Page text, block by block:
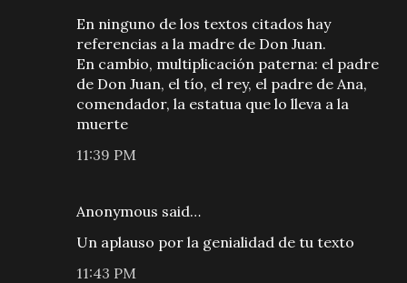
En ninguno de los textos citados hay
referencias a la madre de Don Juan.
En cambio, multiplicación paterna: el padre
de Don Juan, el tío, el rey, el padre de Ana,
comendador, la estatua que lo lleva a la
muerte
11:39 PM
Anonymous said…
Un aplauso por la genialidad de tu texto
11:43 PM